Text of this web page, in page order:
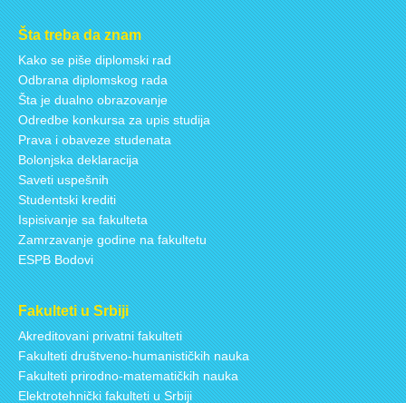
Šta treba da znam
Kako se piše diplomski rad
Odbrana diplomskog rada
Šta je dualno obrazovanje
Odredbe konkursa za upis studija
Prava i obaveze studenata
Bolonjska deklaracija
Saveti uspešnih
Studentski krediti
Ispisivanje sa fakulteta
Zamrzavanje godine na fakultetu
ESPB Bodovi
Fakulteti u Srbiji
Akreditovani privatni fakulteti
Fakulteti društveno-humanističkih nauka
Fakulteti prirodno-matematičkih nauka
Elektrotehnički fakulteti u Srbiji